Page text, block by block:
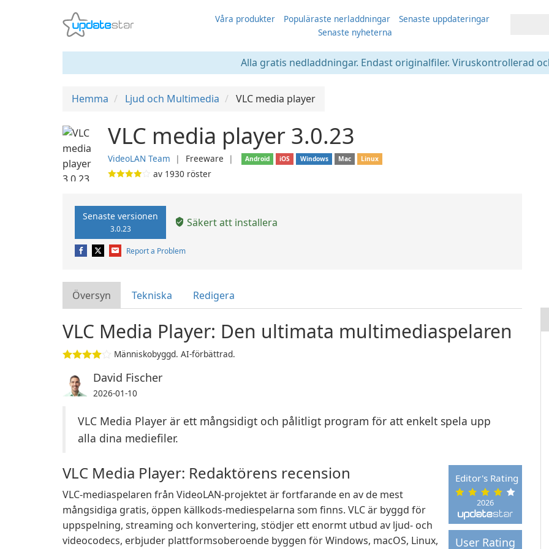
Våra produkter Populäraste nerladdningar
Senaste uppdateringar
Senaste nyheterna
Alla gratis nedladdningar. Endast originalfiler. Viruskontrollerad
Hemma Ljud och Multimedia VLC media player
VLC media player 3.0.23
VideoLAN Team ❘ Freeware ❘ Android iOS Windows Mac Linux
av 1930 röster
Senaste versionen
3.0.23 Säkert att installera
Report a Problem
Översyn Tekniska Redigera
VLC Media Player: Den ultimata multimediaspelaren
Människobyggd. AI-förbättrad.
David Fischer
2026-01-10
VLC Media Player är ett mångsidigt och pålitligt program för att enkelt spela upp
alla dina mediefiler.
2026
Editor's Rating
User Rating
VLC Media Player: Redaktörens recension
VLC-mediaspelaren från VideoLAN-projektet är fortfarande en av de mest
mångsidiga gratis, öppen källkods-mediespelarna som finns. VLC är byggd för
uppspelning, streaming och konvertering, stödjer ett enormt utbud av ljud- och
videocodecs, erbjuder plattformsoberoende byggen för Windows, macOS, Linux,